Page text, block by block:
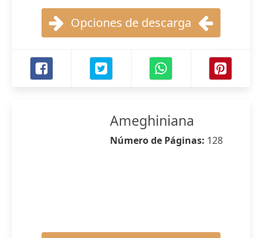
Opciones de descarga
Ameghiniana
Número de Páginas: 128